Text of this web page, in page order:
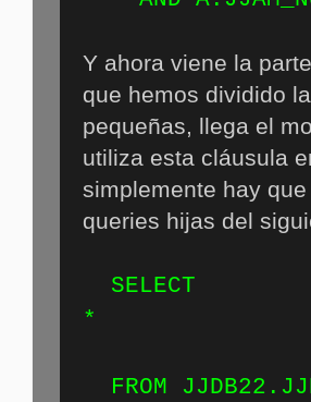
Y ahora viene la
que hemos dividido
pequeñas, llega el
utiliza esta cláusula
simplemente hay
queries hijas del
SELECT
FROM